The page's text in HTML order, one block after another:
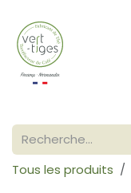
Tous les produits